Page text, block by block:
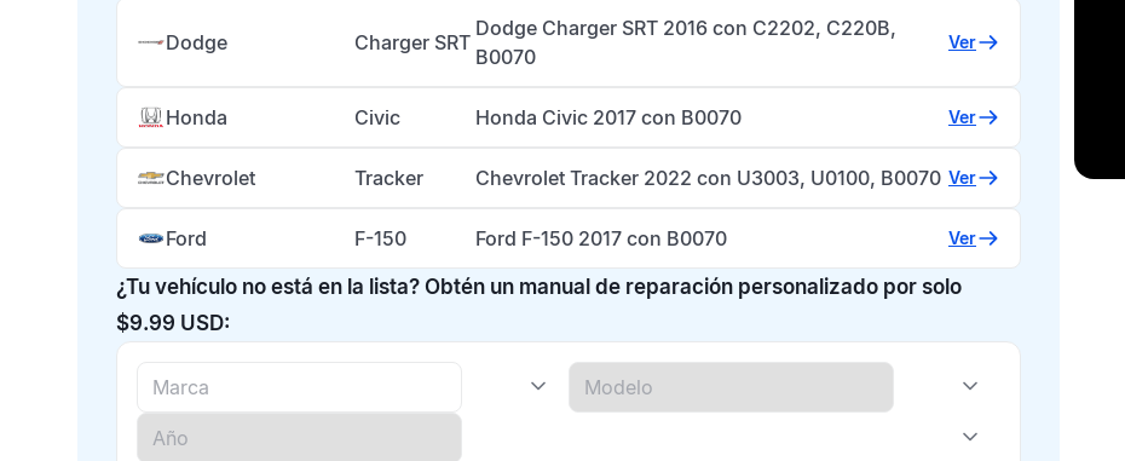
Dodge Charger SRT
Dodge Charger SRT 2016 con C2202, C220B,
B0070
Ver
Honda Civic Honda Civic 2017 con B0070 Ver
Chevrolet Tracker Chevrolet Tracker 2022 con U3003, U0100, B0070 Ver
Ford F-150 Ford F-150 2017 con B0070 Ver
¿Tu vehículo no está en la lista? Obtén un manual de reparación personalizado por solo
$9.99 USD: